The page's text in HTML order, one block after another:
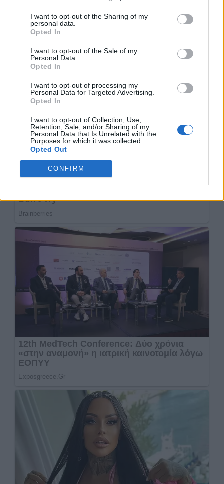
I want to opt-out of the Sharing of my
personal data.
Opted In
I want to opt-out of the Sale of my
Personal Data.
Opted In
I want to opt-out of processing my
Personal Data for Targeted Advertising.
Opted In
I want to opt-out of Collection, Use,
Retention, Sale, and/or Sharing of my
Personal Data that Is Unrelated with the
Purposes for which it was collected.
Opted Out
CONFIRM